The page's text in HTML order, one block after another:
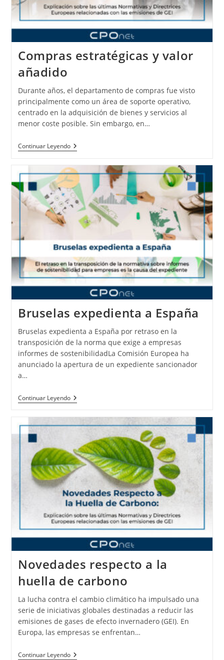
Compras estratégicas y valor
añadido
Durante años, el departamento de compras fue visto
principalmente como un área de soporte operativo,
centrado en la adquisición de bienes y servicios al
menor coste posible. Sin embargo, en…
Continuar Leyendo
Bruselas expedienta a España
Bruselas expedienta a España por retraso en la
transposición de la norma que exige a empresas
informes de sostenibilidadLa Comisión Europea ha
anunciado la apertura de un expediente sancionador
a…
Continuar Leyendo
Novedades respecto a la
huella de carbono
La lucha contra el cambio climático ha impulsado una
serie de iniciativas globales destinadas a reducir las
emisiones de gases de efecto invernadero (GEI). En
Europa, las empresas se enfrentan…
Continuar Leyendo